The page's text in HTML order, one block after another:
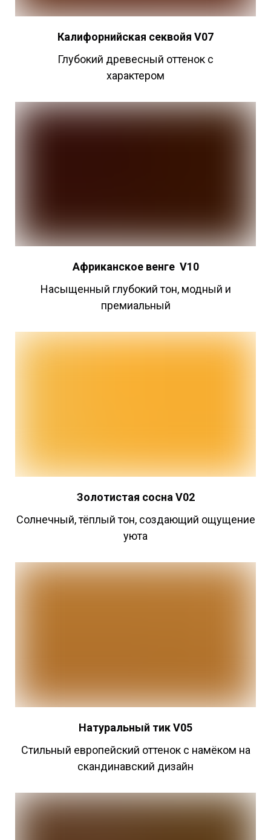
Калифорнийская секвойя V07
Глубокий древесный оттенок с
характером
Африканское венге V10
Насыщенный глубокий тон, модный и
премиальный
Золотистая сосна V02
Cолнечный, тёплый тон, создающий ощущение
уюта
Натуральный тик V05
Стильный европейский оттенок с намёком на
скандинавский дизайн